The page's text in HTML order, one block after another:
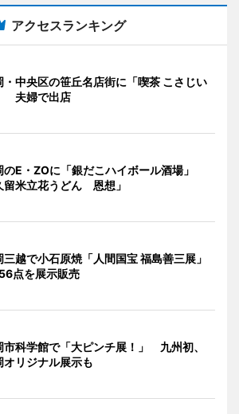
アクセスランキング
・中央区の笹丘名店街に「喫茶 こさじい
夫婦で出店
のE・ZOに「銀だこハイボール酒場」
留米立花うどん 恩想」
三越で小石原焼「人間国宝 福島善三展」
点を展示販売
市科学館で「大ピンチ展！」 九州初、
オリジナル展示も